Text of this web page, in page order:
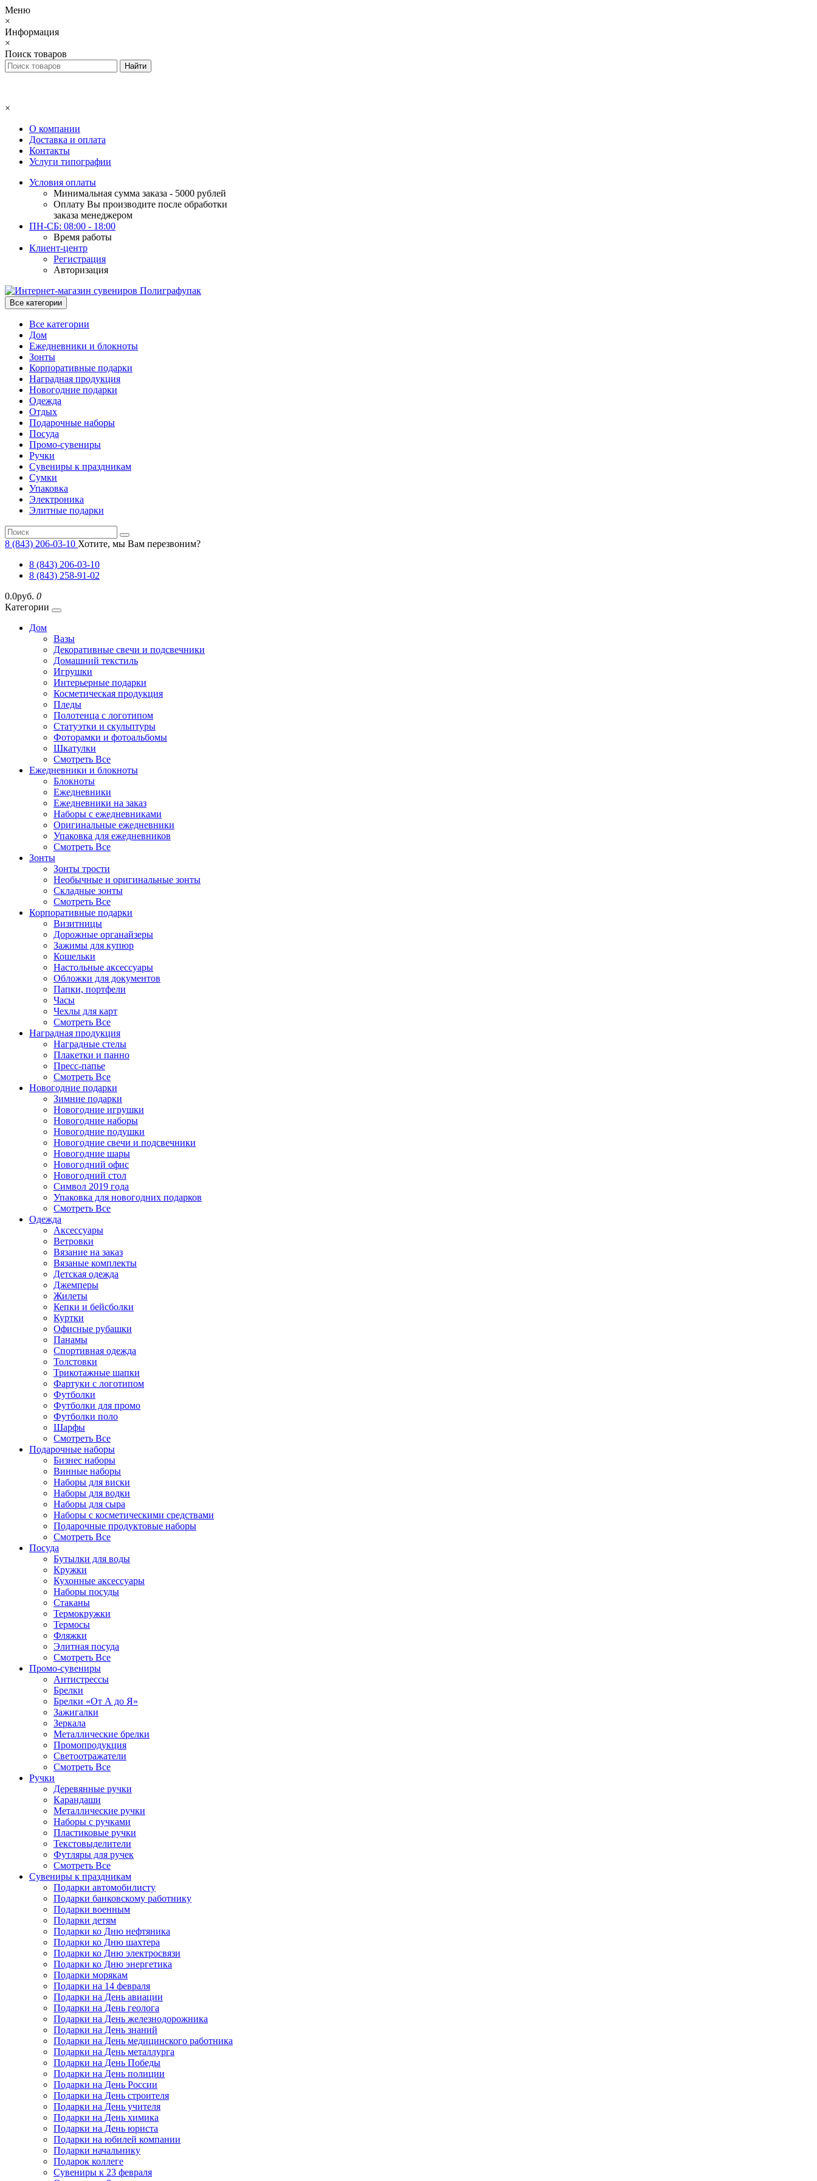
Меню
×
Информация
×
Поиск товаров
×
О компании
Доставка и оплата
Контакты
Услуги типографии
Условия оплаты
Минимальная сумма заказа - 5000 рублей
Оплату Вы производите после обработки
заказа менеджером
ПН-СБ: 08:00 - 18:00
Время работы
Клиент-центр
Регистрация
Авторизация
Все категории
Все категории
Дом
Ежедневники и блокноты
Зонты
Корпоративные подарки
Наградная продукция
Новогодние подарки
Одежда
Отдых
Подарочные наборы
Посуда
Промо-сувениры
Ручки
Сувениры к праздникам
Сумки
Упаковка
Электроника
Элитные подарки
8 (843) 206-03-10 Хотите, мы Вам перезвоним?
8 (843) 206-03-10
8 (843) 258-91-02
0.0руб. 0
Категории
Дом
Вазы
Декоративные свечи и подсвечники
Домашний текстиль
Игрушки
Интерьерные подарки
Косметическая продукция
Пледы
Полотенца с логотипом
Статуэтки и скульптуры
Фоторамки и фотоальбомы
Шкатулки
Смотреть Все
Ежедневники и блокноты
Блокноты
Ежедневники
Ежедневники на заказ
Наборы с ежедневниками
Оригинальные ежедневники
Упаковка для ежедневников
Смотреть Все
Зонты
Зонты трости
Необычные и оригинальные зонты
Складные зонты
Смотреть Все
Корпоративные подарки
Визитницы
Дорожные органайзеры
Зажимы для купюр
Кошельки
Настольные аксессуары
Обложки для документов
Папки, портфели
Часы
Чехлы для карт
Смотреть Все
Наградная продукция
Наградные стелы
Плакетки и панно
Пресс-папье
Смотреть Все
Новогодние подарки
Зимние подарки
Новогодние игрушки
Новогодние наборы
Новогодние подушки
Новогодние свечи и подсвечники
Новогодние шары
Новогодний офис
Новогодний стол
Символ 2019 года
Упаковка для новогодних подарков
Смотреть Все
Одежда
Аксессуары
Ветровки
Вязание на заказ
Вязаные комплекты
Детская одежда
Джемперы
Жилеты
Кепки и бейсболки
Куртки
Офисные рубашки
Панамы
Спортивная одежда
Толстовки
Трикотажные шапки
Фартуки с логотипом
Футболки
Футболки для промо
Футболки поло
Шарфы
Смотреть Все
Подарочные наборы
Бизнес наборы
Винные наборы
Наборы для виски
Наборы для водки
Наборы для сыра
Наборы с косметическими средствами
Подарочные продуктовые наборы
Смотреть Все
Посуда
Бутылки для воды
Кружки
Кухонные аксессуары
Наборы посуды
Стаканы
Термокружки
Термосы
Фляжки
Элитная посуда
Смотреть Все
Промо-сувениры
Антистрессы
Брелки
Брелки «От А до Я»
Зажигалки
Зеркала
Металлические брелки
Промопродукция
Светоотражатели
Смотреть Все
Ручки
Деревянные ручки
Карандаши
Металлические ручки
Наборы с ручками
Пластиковые ручки
Текстовыделители
Футляры для ручек
Смотреть Все
Сувениры к праздникам
Подарки автомобилисту
Подарки банковскому работнику
Подарки военным
Подарки детям
Подарки ко Дню нефтяника
Подарки ко Дню шахтера
Подарки ко Дню электросвязи
Подарки ко Дню энергетика
Подарки морякам
Подарки на 14 февраля
Подарки на День авиации
Подарки на День геолога
Подарки на День железнодорожника
Подарки на День знаний
Подарки на День медицинского работника
Подарки на День металлурга
Подарки на День Победы
Подарки на День полиции
Подарки на День России
Подарки на День строителя
Подарки на День учителя
Подарки на День химика
Подарки на День юриста
Подарки на юбилей компании
Подарки начальнику
Подарок коллеге
Сувениры к 23 февраля